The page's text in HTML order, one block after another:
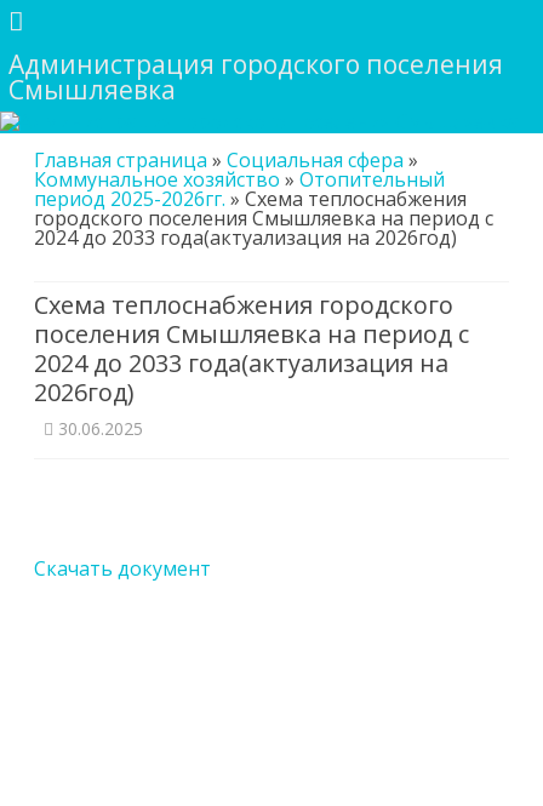
Администрация городского поселения
Смышляевка
to
content
Главная страница » Социальная сфера »
Коммунальное хозяйство » Отопительный
период 2025-2026гг. » Схема теплоснабжения
городского поселения Смышляевка на период с
2024 до 2033 года(актуализация на 2026год)
Схема теплоснабжения городского
поселения Смышляевка на период с
2024 до 2033 года(актуализация на
2026год)
30.06.2025
Скачать документ